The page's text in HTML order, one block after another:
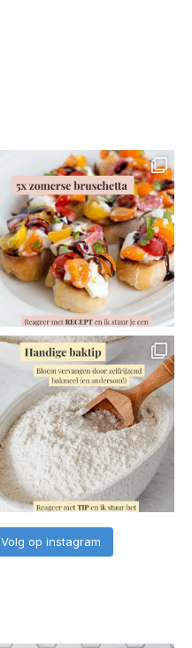
Volg op instagram